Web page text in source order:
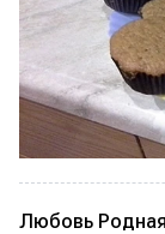
Любовь Родная